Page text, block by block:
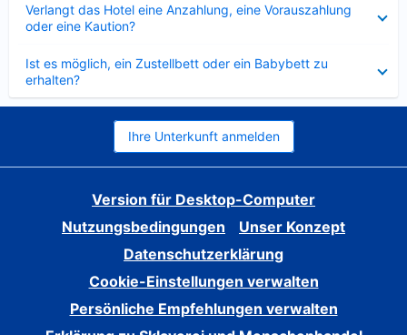
Verlangt das Hotel eine Anzahlung, eine Vorauszahlung
oder eine Kaution?
Ist es möglich, ein Zustellbett oder ein Babybett zu
erhalten?
Ihre Unterkunft anmelden
Version für Desktop-Computer
Nutzungsbedingungen
Unser Konzept
Datenschutzerklärung
Cookie-Einstellungen verwalten
Persönliche Empfehlungen verwalten